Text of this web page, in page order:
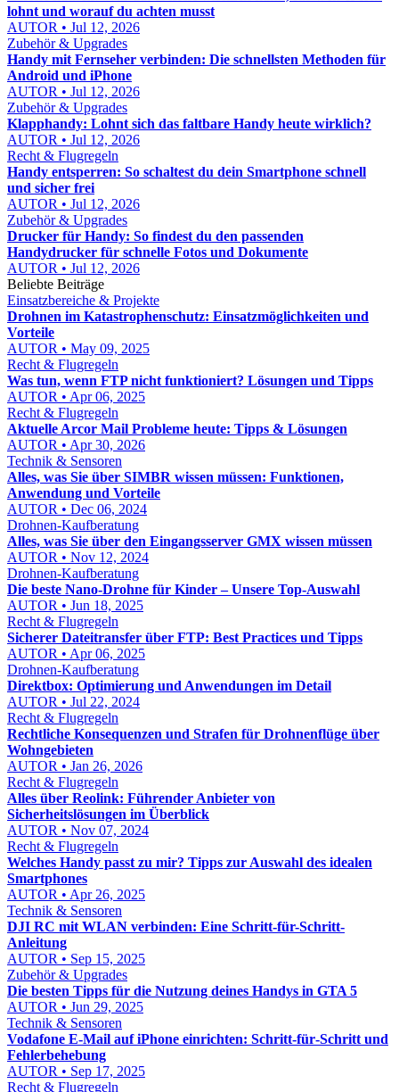
lohnt und worauf du achten musst
AUTOR • Jul 12, 2026
Zubehör & Upgrades
Handy mit Fernseher verbinden: Die schnellsten Methoden für
Android und iPhone
AUTOR • Jul 12, 2026
Zubehör & Upgrades
Klapphandy: Lohnt sich das faltbare Handy heute wirklich?
AUTOR • Jul 12, 2026
Recht & Flugregeln
Handy entsperren: So schaltest du dein Smartphone schnell
und sicher frei
AUTOR • Jul 12, 2026
Zubehör & Upgrades
Drucker für Handy: So findest du den passenden
Handydrucker für schnelle Fotos und Dokumente
AUTOR • Jul 12, 2026
Beliebte Beiträge
Einsatzbereiche & Projekte
Drohnen im Katastrophenschutz: Einsatzmöglichkeiten und
Vorteile
AUTOR • May 09, 2025
Recht & Flugregeln
Was tun, wenn FTP nicht funktioniert? Lösungen und Tipps
AUTOR • Apr 06, 2025
Recht & Flugregeln
Aktuelle Arcor Mail Probleme heute: Tipps & Lösungen
AUTOR • Apr 30, 2026
Technik & Sensoren
Alles, was Sie über SIMBR wissen müssen: Funktionen,
Anwendung und Vorteile
AUTOR • Dec 06, 2024
Drohnen-Kaufberatung
Alles, was Sie über den Eingangsserver GMX wissen müssen
AUTOR • Nov 12, 2024
Drohnen-Kaufberatung
Die beste Nano-Drohne für Kinder – Unsere Top-Auswahl
AUTOR • Jun 18, 2025
Recht & Flugregeln
Sicherer Dateitransfer über FTP: Best Practices und Tipps
AUTOR • Apr 06, 2025
Drohnen-Kaufberatung
Direktbox: Optimierung und Anwendungen im Detail
AUTOR • Jul 22, 2024
Recht & Flugregeln
Rechtliche Konsequenzen und Strafen für Drohnenflüge über
Wohngebieten
AUTOR • Jan 26, 2026
Recht & Flugregeln
Alles über Reolink: Führender Anbieter von
Sicherheitslösungen im Überblick
AUTOR • Nov 07, 2024
Recht & Flugregeln
Welches Handy passt zu mir? Tipps zur Auswahl des idealen
Smartphones
AUTOR • Apr 26, 2025
Technik & Sensoren
DJI RC mit WLAN verbinden: Eine Schritt-für-Schritt-
Anleitung
AUTOR • Sep 15, 2025
Zubehör & Upgrades
Die besten Tipps für die Nutzung deines Handys in GTA 5
AUTOR • Jun 29, 2025
Technik & Sensoren
Vodafone E‑Mail auf iPhone einrichten: Schritt‑für‑Schritt und
Fehlerbehebung
AUTOR • Sep 17, 2025
Recht & Flugregeln